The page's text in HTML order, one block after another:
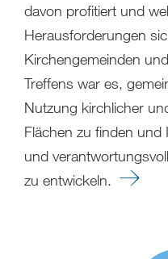
davon profitiert und
Herausforderungen
Kirchengemeinden
Treffens war es,
Nutzung kirchlicher
Flächen zu finden und
und
zu entwickeln.